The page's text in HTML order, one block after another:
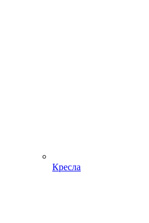
Кресла